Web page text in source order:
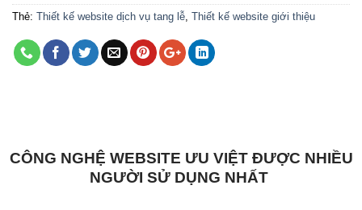
Thẻ: Thiết kế website dịch vụ tang lễ Thiết kế website giới thiệu
CÔNG NGHỆ WEBSITE ƯU VIỆT ĐƯỢC NHIỀU
NGƯỜI SỬ DỤNG NHẤT